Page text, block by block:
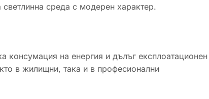
среда с модерен характер.
консумация на енергия и дълъг експлоатационен
в жилищни, така и в професионални